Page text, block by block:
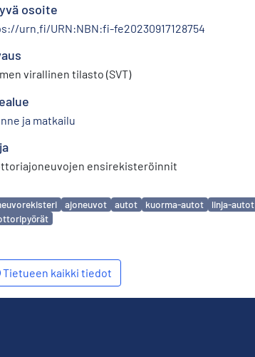
osoite
urn.fi/URN:NBN:fi-fe20230917128754
virallinen tilasto (SVT)
ja matkailu
ensirekisteröinnit
ajoneuvot autot kuorma-autot linja-autot
Tietueen kaikki tiedot